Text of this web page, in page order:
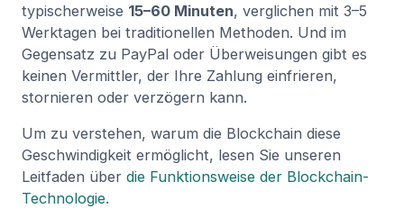
typischerweise 15–60 Minuten, verglichen mit 3–5
Werktagen bei traditionellen Methoden. Und im
Gegensatz zu PayPal oder Überweisungen gibt es
keinen Vermittler, der Ihre Zahlung einfrieren,
stornieren oder verzögern kann.
Um zu verstehen, warum die Blockchain diese
Geschwindigkeit ermöglicht, lesen Sie unseren
Leitfaden über die Funktionsweise der Blockchain-
Technologie.